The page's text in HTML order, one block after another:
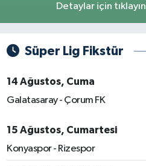
Detaylar için tıklayın
Süper Lig Fikstür
14 Ağustos, Cuma
Galatasaray - Çorum FK
15 Ağustos, Cumartesi
Konyaspor - Rizespor